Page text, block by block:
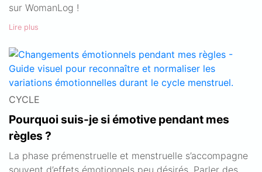
sur WomanLog !
Lire plus
CYCLE
Pourquoi suis-je si émotive pendant mes
règles ?
La phase prémenstruelle et menstruelle s’accompagne
souvent d’effets émotionnels peu désirés. Parler des